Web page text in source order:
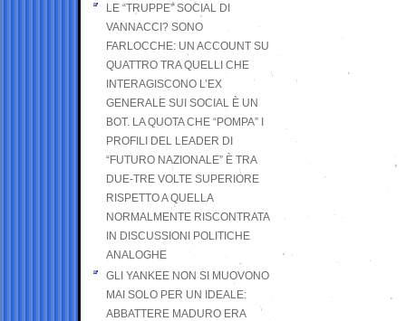
LE “TRUPPE” SOCIAL DI
VANNACCI? SONO
FARLOCCHE: UN ACCOUNT SU
QUATTRO TRA QUELLI CHE
INTERAGISCONO L’EX
GENERALE SUI SOCIAL È UN
BOT. LA QUOTA CHE “POMPA” I
PROFILI DEL LEADER DI
“FUTURO NAZIONALE” È TRA
DUE-TRE VOLTE SUPERIORE
RISPETTO A QUELLA
NORMALMENTE RISCONTRATA
IN DISCUSSIONI POLITICHE
ANALOGHE
GLI YANKEE NON SI MUOVONO
MAI SOLO PER UN IDEALE:
ABBATTERE MADURO ERA